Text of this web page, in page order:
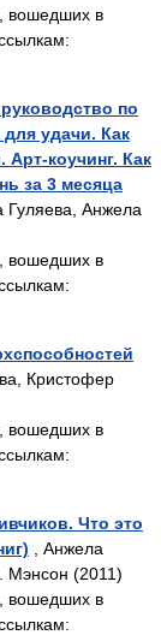
вошедших в
по
удачи. Как
коучинг. Как
за 3 месяца
Гуляева, Анжела
вошедших в
Кристофер
вошедших в
Что это
, Анжела
Мэнсон (2011)
вошедших в